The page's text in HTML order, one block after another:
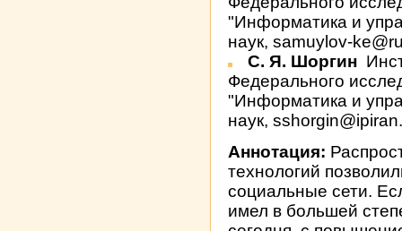
"Информатика и
наук, samuylov-
С. Я. Шоргин
Федерального
"Информатика и
наук,
Аннотация:
технологий
социальные сети.
имел в большей